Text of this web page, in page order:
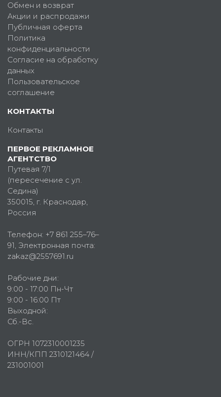
Обмен и возврат
Акции и распродажи
Публичная оферта
Политика
конфиденциальности
Согласие на обработку
данных
Пользовательское
соглашение
КОНТАКТЫ
Контакты
ПЕРВОЕ РЕКЛАМНОЕ
АГЕНТСТВО
Путевая 7/1
(пересечение с ул.
Седина)
350015, г. Краснодар,
Россия
Телефон: +7 861 255–76–
91, Электронная почта:
zakaz@2557691.ru
Рабочие дни:
9:00 - 17:00 Пн-Чт
9:00 - 16:00 Пт
Выходной:
Сб.-Вс.
ОГРН 1072310001235
ИНН/КПП 2310121464 /
231001001